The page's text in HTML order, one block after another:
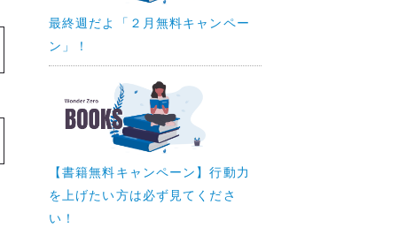
最終週だよ「２月無料キャンペー
ン」！
【書籍無料キャンペーン】行動力
を上げたい方は必ず見てくださ
い！